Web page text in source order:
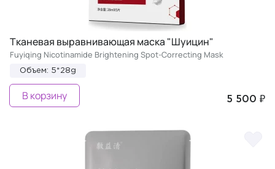
Тканевая выравнивающая маска "Шуицин"
Fuyiqing Nicotinamide Brightening Spot-Сorrecting Mask
Объем: 5*28g
5 500 ₽
В корзину